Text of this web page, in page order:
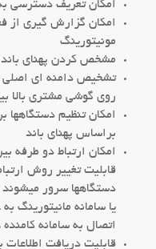
امکان تعریف دسترسی
امکان گزارش گیری از
مونیتورینگ
مشخص کردن پهنای
روی گوشی مشتری بالا
امکان تنظیم دستگاهها
براساس پهنای باند
امکان ارتباط دو طرفه
قابلیت تغییر روش
دستگاهها سرور
یا سامانه مانیتورینگ
اتصال به سامانه
قابلیت دریافت